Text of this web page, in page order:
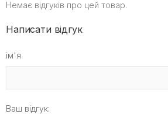
Немає відгуків про цей товар.
Написати відгук
ім'я
Ваш відгук: